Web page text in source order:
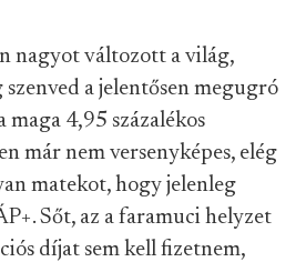
nagyot változott a világ,
a jelentősen megugró
4,95 százalékos
már nem versenyképes, elég
matekot, hogy jelenleg
Sőt, az a faramuci helyzet
díjat sem kell fizetnem,